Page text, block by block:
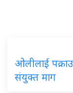
ओलीलाई
संयुक्त माग